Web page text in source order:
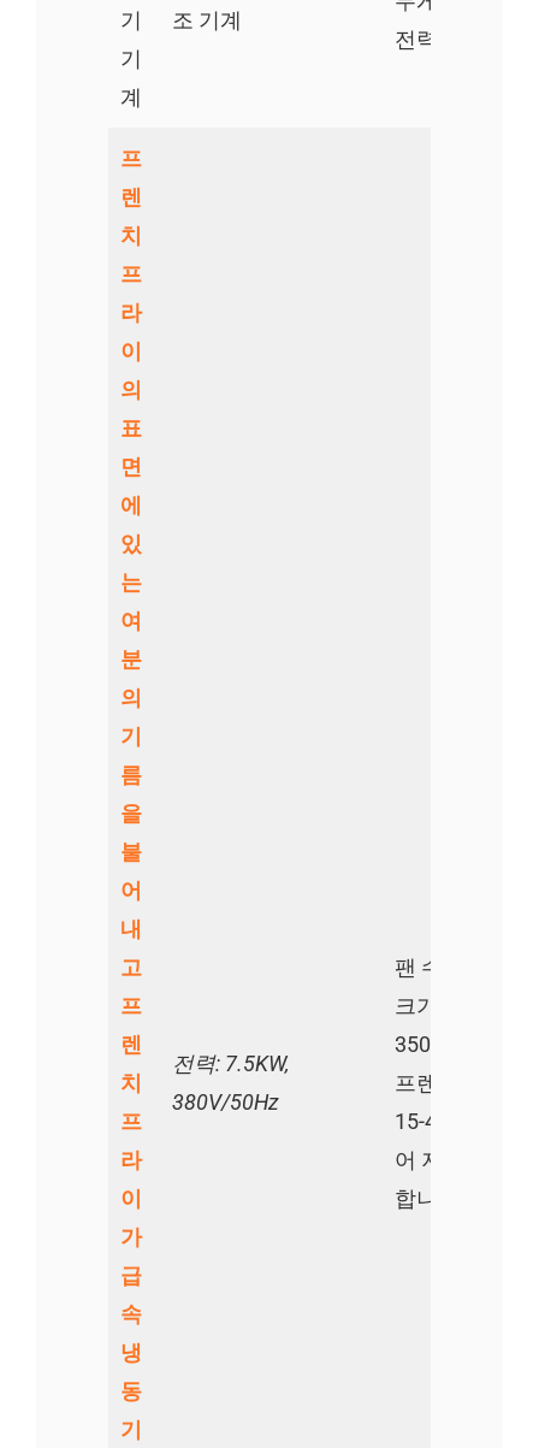
기
기
계
조 기계
전력: 2.2kw
프
렌
치
프
라
이
의
표
면
에
있
는
여
분
의
기
름
을
불
어
내
고
프
렌
치
프
라
이
가
급
속
냉
동
기
전력: 7.5KW,
380V/50Hz
팬 수: 10
크기:
프렌치 프라이
15-45분 동안
어 저장 및 운
합니다.